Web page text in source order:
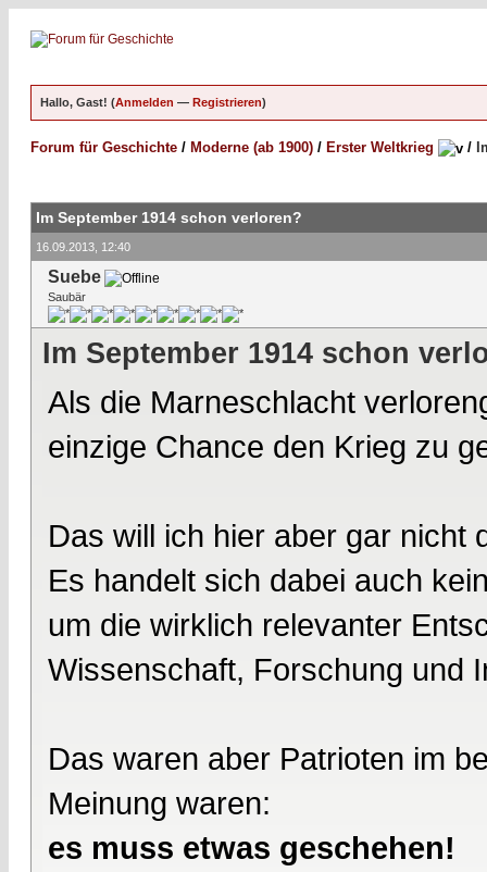
Hallo, Gast! (Anmelden — Registrieren)
Forum für Geschichte / Moderne (ab 1900) / Erster Weltkrieg /
Im September 1914 schon verloren?
16.09.2013, 12:40
Suebe
Saubär
Im September 1914 schon
Als die Marneschlacht
einzige Chance den Krieg zu
Das will ich hier aber gar nicht
Es handelt sich dabei auch
um die wirklich relevanter
Wissenschaft, Forschung und
Das waren aber Patrioten im
Meinung waren:
es muss etwas geschehen!